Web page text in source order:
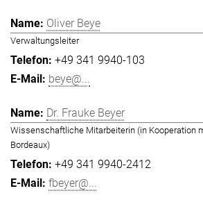
Oliver Beye
Verwaltungsleiter
+49 341 9940-103
beye@...
Dr. Frauke Beyer
Wissenschaftliche Mitarbeiterin (in Kooperation
Bordeaux)
+49 341 9940-2412
fbeyer@...